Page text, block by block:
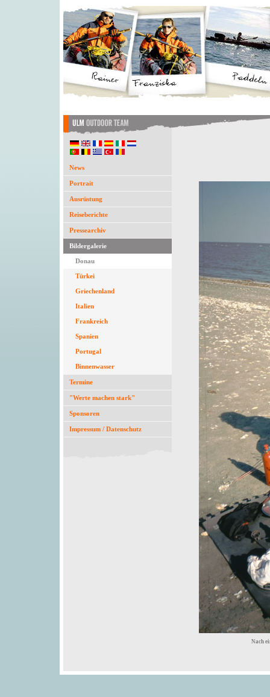
News
Portrait
Ausrüstung
Reiseberichte
Pressearchiv
Bildergalerie
Donau
Türkei
Griechenland
Italien
Frankreich
Spanien
Portugal
Binnenwasser
Termine
"Werte machen stark"
Sponsoren
Impressum / Datenschutz
Nach